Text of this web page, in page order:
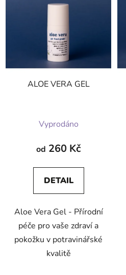
ALOE VERA GEL
hodnocení
produktu
5,0
z
hvězdiček.
Vyprodáno
od 260 Kč
DETAIL
Aloe Vera Gel - Přírodní
péče pro vaše zdraví a
pokožku v potravinářské
kvalitě